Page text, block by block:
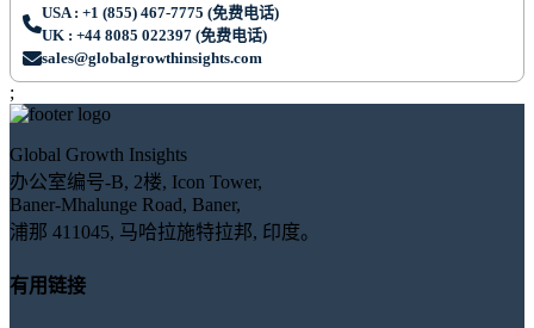
USA : +1 (855) 467-7775 (免费电话)
UK : +44 8085 022397 (免费电话)
sales@globalgrowthinsights.com
;
Global Growth Insights
办公室编号-B, 2楼, Icon Tower,
Baner-Mhalunge Road, Baner,
浦那 411045, 马哈拉施特拉邦, 印度。
有用链接